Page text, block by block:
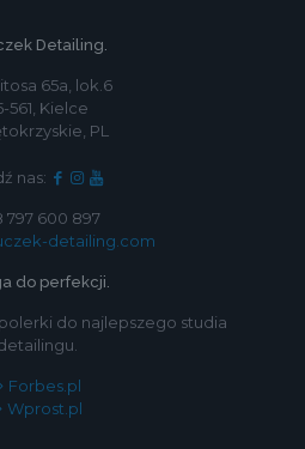
Detailing.
65a, lok.6
561, Kielce
PL
nas:
797 600 897
detailing.com
do perfekcji.
do najlepszego studia
Forbes.pl
Wprost.pl